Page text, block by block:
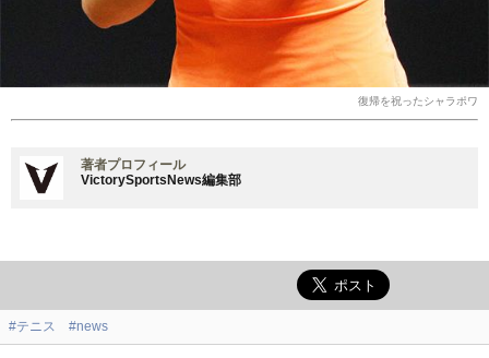
復帰を祝ったシャラポワ
著者プロフィール
VictorySportsNews編集部
#テニス #news